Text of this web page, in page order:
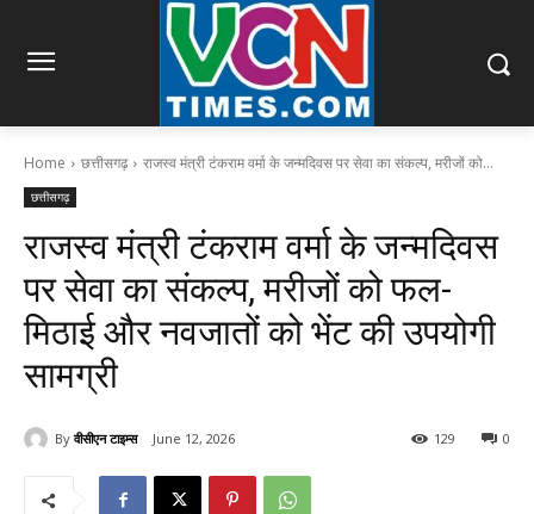
Home छत्तीसगढ़ राजस्व मंत्री टंकराम वर्मा के जन्मदिवस पर सेवा का संकल्प, मरीजों को...
छत्तीसगढ़
राजस्व मंत्री टंकराम वर्मा के जन्मदिवस
पर सेवा का संकल्प, मरीजों को फल-
मिठाई और नवजातों को भेंट की उपयोगी
सामग्री
By वीसीएन टाइम्स June 12, 2026 0
129